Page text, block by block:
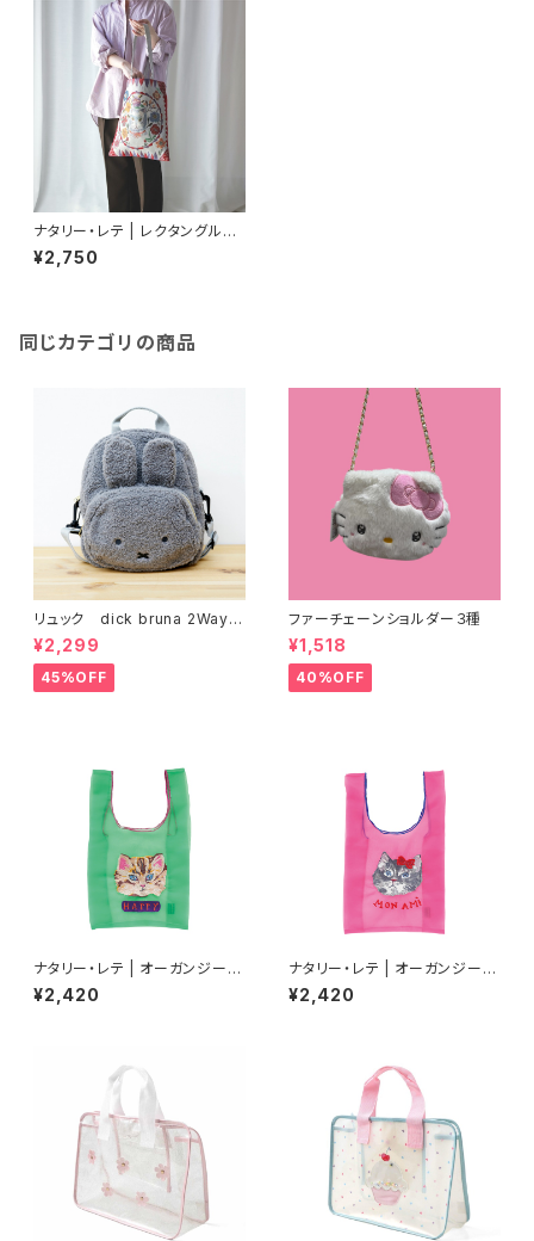
ナタリー・レテ | レクタングルト
ートバッグ 青猫 | Rectangle t
ote bag Blue cat
¥2,750
同じカテゴリの商品
リュック dick bruna 2Way
¥2,299
45%OFF
ファーチェーンショルダー３種
¥1,518
40%OFF
ナタリー・レテ | オーガンジーバ
ッグ S ブルーアイ | Organdy
Bag S Blue eye
¥2,420
ナタリー・レテ | オーガンジーバ
ッグ S グレーキャット | Organd
y Bag S Gray cat
¥2,420